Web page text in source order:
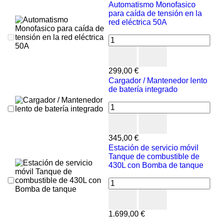
Automatismo Monofasico
para caída de tensión en la
red eléctrica 50A
299,00 €
Cargador / Mantenedor lento
de batería integrado
345,00 €
Estación de servicio móvil
Tanque de combustible de
430L con Bomba de tanque
1.699,00 €